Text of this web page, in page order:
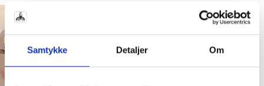
Samtykke Detaljer Om